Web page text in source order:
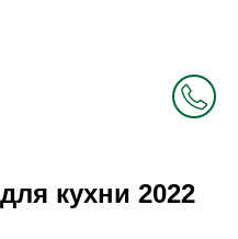
кухни 2022